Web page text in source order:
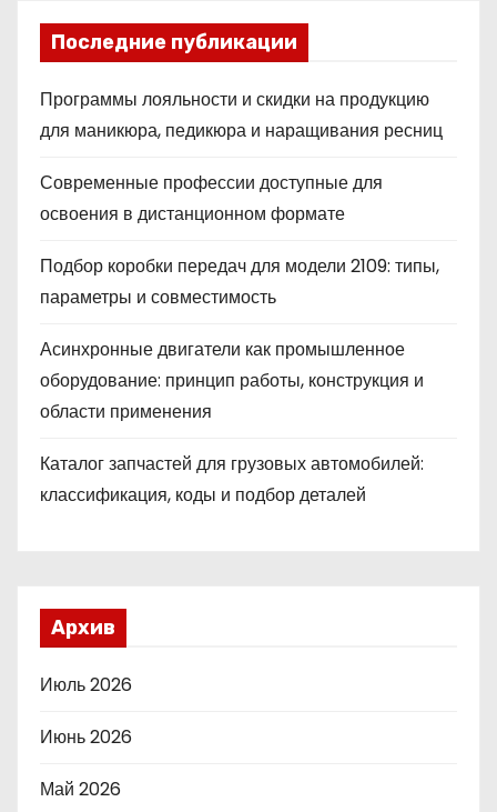
Последние публикации
Программы лояльности и скидки на продукцию
для маникюра, педикюра и наращивания ресниц
Современные профессии доступные для
освоения в дистанционном формате
Подбор коробки передач для модели 2109: типы,
параметры и совместимость
Асинхронные двигатели как промышленное
оборудование: принцип работы, конструкция и
области применения
Каталог запчастей для грузовых автомобилей:
классификация, коды и подбор деталей
Архив
Июль 2026
Июнь 2026
Май 2026